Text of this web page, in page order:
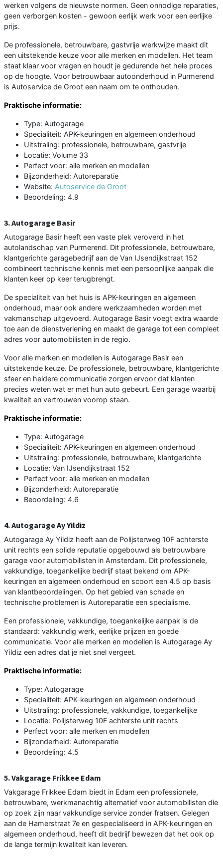
werken volgens de nieuwste normen. Geen onnodige reparaties,
geen verborgen kosten - gewoon eerlijk werk voor een eerlijke
prijs.
De professionele, betrouwbare, gastvrije werkwijze maakt dit
een uitstekende keuze voor alle merken en modellen. Het team
staat klaar voor vragen en houdt je gedurende het hele proces
op de hoogte. Voor betrouwbaar autoonderhoud in Purmerend
is Autoservice de Groot een naam om te onthouden.
Praktische informatie:
Type: Autogarage
Specialiteit: APK-keuringen en algemeen onderhoud
Uitstraling: professionele, betrouwbare, gastvrije
Locatie: Volume 33
Perfect voor: alle merken en modellen
Bijzonderheid: Autoreparatie
Website: Autoservice de Groot
Beoordeling: 4.9
3. Autogarage Basir
Autogarage Basir heeft een vaste plek veroverd in het
autolandschap van Purmerend. Dit professionele, betrouwbare,
klantgerichte garagebedrijf aan de Van IJsendijkstraat 152
combineert technische kennis met een persoonlijke aanpak die
klanten keer op keer terugbrengt.
De specialiteit van het huis is APK-keuringen en algemeen
onderhoud, maar ook andere werkzaamheden worden met
vakmanschap uitgevoerd. Autogarage Basir voegt extra waarde
toe aan de dienstverlening en maakt de garage tot een compleet
adres voor automobilisten in de regio.
Voor alle merken en modellen is Autogarage Basir een
uitstekende keuze. De professionele, betrouwbare, klantgerichte
sfeer en heldere communicatie zorgen ervoor dat klanten
precies weten wat er met hun auto gebeurt. Een garage waarbij
kwaliteit en vertrouwen voorop staan.
Praktische informatie:
Type: Autogarage
Specialiteit: APK-keuringen en algemeen onderhoud
Uitstraling: professionele, betrouwbare, klantgerichte
Locatie: Van IJsendijkstraat 152
Perfect voor: alle merken en modellen
Bijzonderheid: Autoreparatie
Beoordeling: 4.6
4. Autogarage Ay Yildiz
Autogarage Ay Yildiz heeft aan de Polijsterweg 10F achterste
unit rechts een solide reputatie opgebouwd als betrouwbare
garage voor automobilisten in Amsterdam. Dit professionele,
vakkundige, toegankelijke bedrijf staat bekend om APK-
keuringen en algemeen onderhoud en scoort een 4.5 op basis
van klantbeoordelingen. Op het gebied van schade en
technische problemen is Autoreparatie een specialisme.
Een professionele, vakkundige, toegankelijke aanpak is de
standaard: vakkundig werk, eerlijke prijzen en goede
communicatie. Voor alle merken en modellen is Autogarage Ay
Yildiz een adres dat je niet snel vergeet.
Praktische informatie:
Type: Autogarage
Specialiteit: APK-keuringen en algemeen onderhoud
Uitstraling: professionele, vakkundige, toegankelijke
Locatie: Polijsterweg 10F achterste unit rechts
Perfect voor: alle merken en modellen
Bijzonderheid: Autoreparatie
Beoordeling: 4.5
5. Vakgarage Frikkee Edam
Vakgarage Frikkee Edam biedt in Edam een professionele,
betrouwbare, werkmanachtig alternatief voor automobilisten die
op zoek zijn naar vakkundige service zonder fratsen. Gelegen
aan de Hamerstraat 7e en gespecialiseerd in APK-keuringen en
algemeen onderhoud, heeft dit bedrijf bewezen dat het ook op
de lange termijn kwaliteit kan leveren.